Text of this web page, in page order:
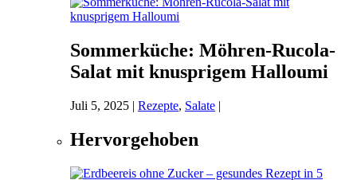
Sommerküche: Möhren-Rucola-
Salat mit knusprigem Halloumi
Juli 5, 2025 | Rezepte, Salate |
Hervorgehoben